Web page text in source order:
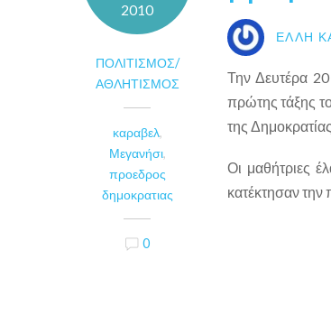
2010
ΠΟΛΙΤΙΣΜΌΣ/
ΑΘΛΗΤΙΣΜΌΣ
καραβελ,
Μεγανήσι,
προεδρος
δημοκρατιας
0
ΈΛΛΗ
Την Δευτέρα
πρώτης τάξης
της
Οι μαθήτριες
κατέκτησαν την